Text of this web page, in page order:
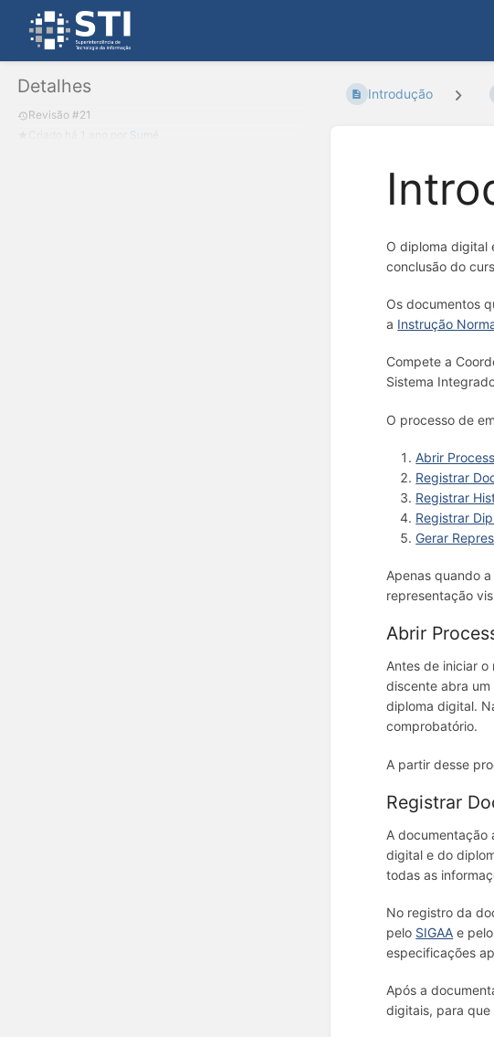
Detalhes
Revisão #21
Sumé
Introdução
O diploma digital
conclusão do
Os documentos
a Instrução
Compete a
Sistema
O processo de
Abrir
Registrar
Registrar
Registrar
Gerar
Apenas quando
representação
Abrir
Antes de iniciar
discente abra um
diploma digital.
comprobatório.
A partir desse
Registrar
A documentação
digital e do
todas as
No registro da
pelo SIGAA e
especificações
Após a
digitais, para que